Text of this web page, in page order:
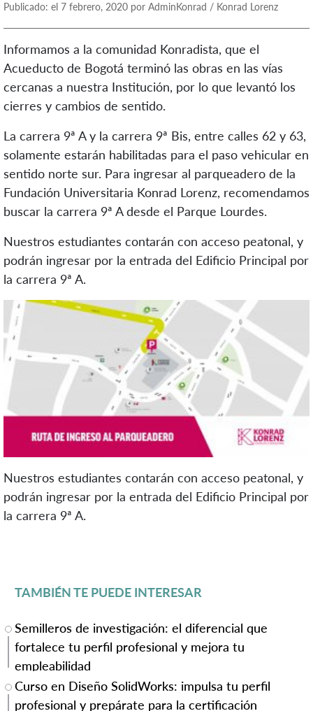
Publicado: el 7 febrero, 2020 por AdminKonrad / Konrad Lorenz
Informamos a la comunidad Konradista, que el
Acueducto de Bogotá terminó las obras en las vías
cercanas a nuestra Institución, por lo que levantó los
cierres y cambios de sentido.
La carrera 9ª A y la carrera 9ª Bis, entre calles 62 y 63,
solamente estarán habilitadas para el paso vehicular en
sentido norte sur. Para ingresar al parqueadero de la
Fundación Universitaria Konrad Lorenz, recomendamos
buscar la carrera 9ª A desde el Parque Lourdes.
Nuestros estudiantes contarán con acceso peatonal, y
podrán ingresar por la entrada del Edificio Principal por
la carrera 9ª A.
Nuestros estudiantes contarán con acceso peatonal, y
podrán ingresar por la entrada del Edificio Principal por
la carrera 9ª A.
TAMBIÉN TE PUEDE INTERESAR
Semilleros de investigación: el diferencial que
fortalece tu perfil profesional y mejora tu
empleabilidad
Curso en Diseño SolidWorks: impulsa tu perfil
profesional y prepárate para la certificación